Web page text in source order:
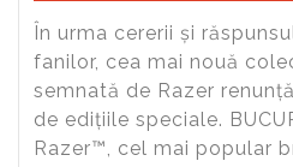
În urma cererii și
fanilor, cea mai nouă
semnată de Razer
de edițiile speciale.
Razer™, cel mai popular